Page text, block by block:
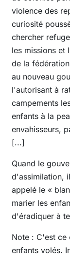
violence des
curiosité
chercher
les missions et
de la
au nouveau
l'autorisant à
campements
enfants à la
envahisseurs,
[...]
Quand le
d'assimilation,
appelé le «
marier les
d'éradiquer à
Note : C'est ce
enfants volés.